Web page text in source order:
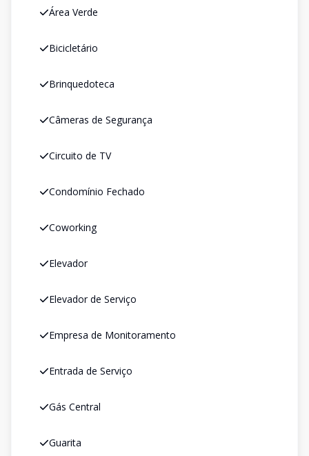
Área Verde
Bicicletário
Brinquedoteca
Câmeras de Segurança
Circuito de TV
Condomínio Fechado
Coworking
Elevador
Elevador de Serviço
Empresa de Monitoramento
Entrada de Serviço
Gás Central
Guarita